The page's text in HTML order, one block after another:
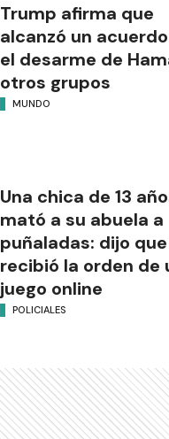
Trump afirma que
alcanzó un
el desarme de
otros grupos
MUNDO
Una chica de 13
mató a su abuela a
puñaladas: dijo que
recibió la orden de
juego online
POLICIALES